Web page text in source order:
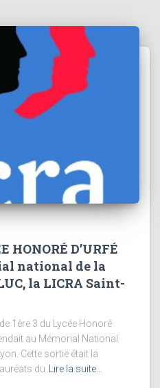
HONORÉ D’URFÉ
national de la
la LICRA Saint-
1ère 3 du Lycée Honoré
au Mémorial National
Cette sortie était la
du
Lire la suite…